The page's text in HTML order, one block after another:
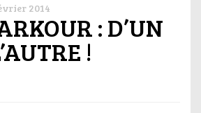
2014
: D’UN
!